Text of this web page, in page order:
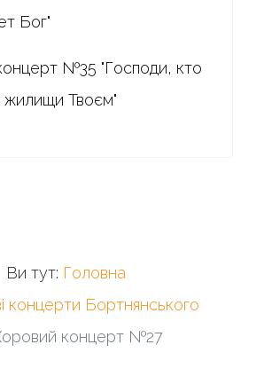
Бог"
№35 "Господи, кто
жилищи Твоєм"
Ви тут: Головна
концерти Бортнянського
концерт №27